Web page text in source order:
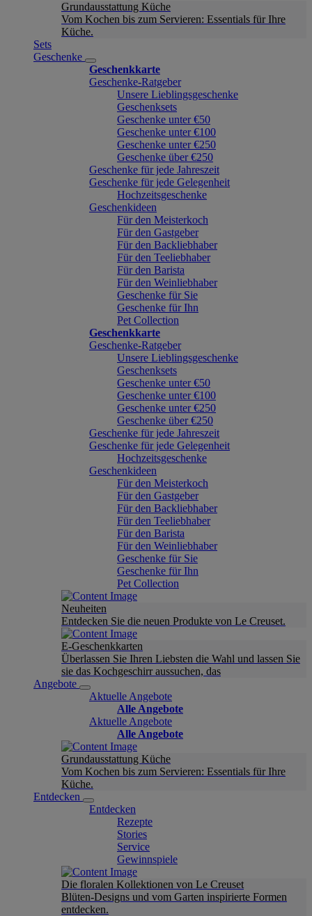
Grundausstattung Küche
Vom Kochen bis zum Servieren: Essentials für Ihre
Küche.
Sets
Geschenke
Geschenkkarte
Geschenke-Ratgeber
Unsere Lieblingsgeschenke
Geschenksets
Geschenke unter €50
Geschenke unter €100
Geschenke unter €250
Geschenke über €250
Geschenke für jede Jahreszeit
Geschenke für jede Gelegenheit
Hochzeitsgeschenke
Geschenkideen
Für den Meisterkoch
Für den Gastgeber
Für den Backliebhaber
Für den Teeliebhaber
Für den Barista
Für den Weinliebhaber
Geschenke für Sie
Geschenke für Ihn
Pet Collection
Geschenkkarte
Geschenke-Ratgeber
Unsere Lieblingsgeschenke
Geschenksets
Geschenke unter €50
Geschenke unter €100
Geschenke unter €250
Geschenke über €250
Geschenke für jede Jahreszeit
Geschenke für jede Gelegenheit
Hochzeitsgeschenke
Geschenkideen
Für den Meisterkoch
Für den Gastgeber
Für den Backliebhaber
Für den Teeliebhaber
Für den Barista
Für den Weinliebhaber
Geschenke für Sie
Geschenke für Ihn
Pet Collection
Neuheiten
Entdecken Sie die neuen Produkte von Le Creuset.
E-Geschenkkarten
Überlassen Sie Ihren Liebsten die Wahl und lassen Sie
sie das Kochgeschirr aussuchen, das
Angebote
Aktuelle Angebote
Alle Angebote
Aktuelle Angebote
Alle Angebote
Grundausstattung Küche
Vom Kochen bis zum Servieren: Essentials für Ihre
Küche.
Entdecken
Entdecken
Rezepte
Stories
Service
Gewinnspiele
Die floralen Kollektionen von Le Creuset
Blüten-Designs und vom Garten inspirierte Formen
entdecken.